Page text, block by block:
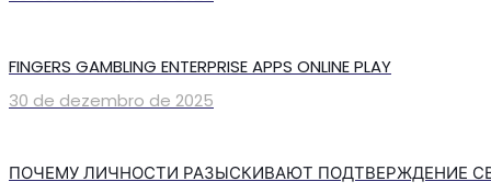
FINGERS GAMBLING ENTERPRISE APPS ONLINE PLAY
30 de dezembro de 2025
ПОЧЕМУ ЛИЧНОСТИ РАЗЫСКИВАЮТ ПОДТВЕРЖДЕНИЕ